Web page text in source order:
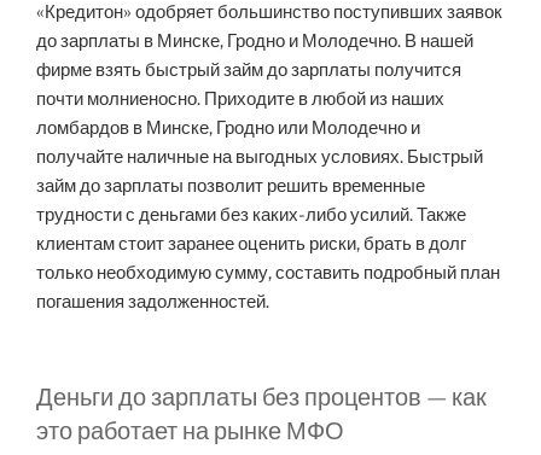
«Кредитон» одобряет большинство поступивших заявок
до зарплаты в Минске, Гродно и Молодечно. В нашей
фирме взять быстрый займ до зарплаты получится
почти молниеносно. Приходите в любой из наших
ломбардов в Минске, Гродно или Молодечно и
получайте наличные на выгодных условиях. Быстрый
займ до зарплаты позволит решить временные
трудности с деньгами без каких-либо усилий. Также
клиентам стоит заранее оценить риски, брать в долг
только необходимую сумму, составить подробный план
погашения задолженностей.
Деньги до зарплаты без процентов — как
это работает на рынке МФО